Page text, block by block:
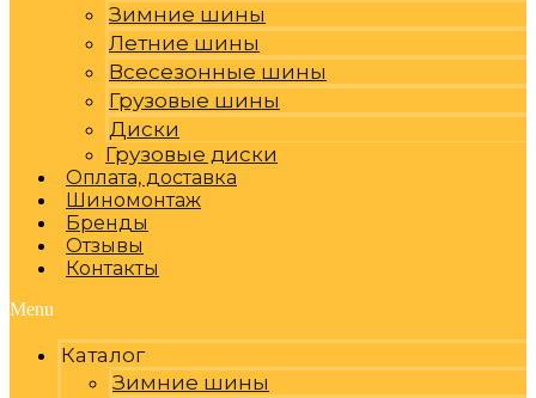
Зимние шины
Летние шины
Всесезонные шины
Грузовые шины
Диски
Грузовые диски
Оплата, доставка
Шиномонтаж
Бренды
Отзывы
Контакты
Menu
Каталог
Зимние шины